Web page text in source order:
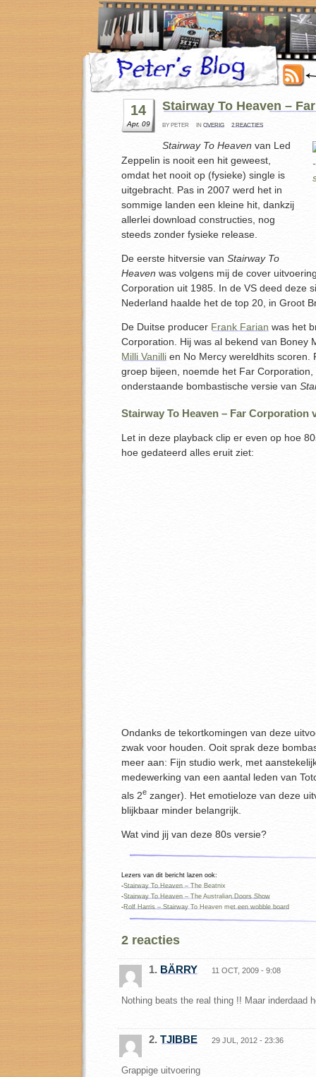
14
Apr, 09
Stairway To Heaven –
BY PETER IN OVERIG 2 REACTIES
Stairway To Heaven van Led
Zeppelin is nooit een hit geweest,
omdat het nooit op (fysieke) single is
uitgebracht. Pas in 2007 werd het in
sommige landen een kleine hit, dankzij
allerlei download constructies, nog
steeds zonder fysieke release.
De eerste hitversie van Stairway To
Heaven was volgens mij de cover
Corporation uit 1985. In de VS deed deze
Nederland haalde het de top 20, in Groot
De Duitse producer Frank Farian was het
Corporation. Hij was al bekend van Boney
Milli Vanilli en No Mercy wereldhits scoren.
groep bijeen, noemde het Far
onderstaande bombastische versie van
Stairway To Heaven – Far Corporation
Let in deze playback clip er even op hoe
hoe gedateerd alles eruit ziet:
Ondanks de tekortkomingen van deze
zwak voor houden. Ooit sprak deze
meer aan: Fijn studio werk, met
medewerking van een aantal leden van
als 2e zanger). Het emotieloze van deze
blijkbaar minder belangrijk.
Wat vind jij van deze 80s versie?
Lezers van dit bericht lazen ook:
-Stairway To Heaven – The Beatnix
-Stairway To Heaven – The Australian Doors Show
-Rolf Harris – Stairway To Heaven met een wobble board
2 reacties
1. BÄRRY 11 OCT, 2009 - 9:08
Nothing beats the real thing !! Maar inderdaad
2. TJIBBE 29 JUL, 2012 - 23:36
Grappige uitvoering